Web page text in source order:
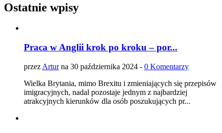
Ostatnie wpisy
Praca w Anglii krok po kroku – por...
przez Arturna 30 października 2024 - 0 Komentarzy
Wielka Brytania, mimo Brexitu i zmieniających się przepisów
imigracyjnych, nadal pozostaje jednym z najbardziej
atrakcyjnych kierunków dla osób poszukujących pr...